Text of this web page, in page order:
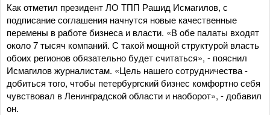
Как отметил президент ЛО ТПП Рашид Исмагилов, с
подписание соглашения начнутся новые качественные
перемены в работе бизнеса и власти. «В обе палаты входят
около 7 тысяч компаний. С такой мощной структурой власть
обоих регионов обязательно будет считаться», - пояснил
Исмагилов журналистам. «Цель нашего сотрудничества -
добиться того, чтобы петербургский бизнес комфортно себя
чувствовал в Ленинградской области и наоборот», - добавил
он.